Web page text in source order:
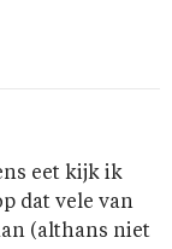
eet kijk ik
dat vele van
(althans niet